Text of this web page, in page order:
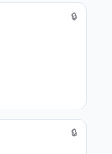
🔒
🔒